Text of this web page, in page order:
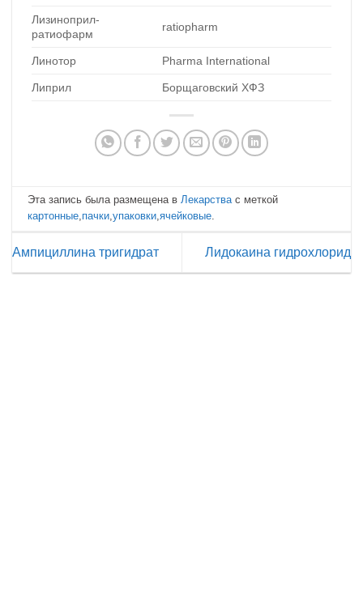
Лизиноприл-
ратиофарм
ratiopharm
Линотор Pharma International
Липрил Борщаговский ХФЗ
Эта запись была размещена вЛекарствас меткой
картонные,пачки,упаковки,ячейковые.
Ампициллина тригидрат Лидокаина гидрохлорид